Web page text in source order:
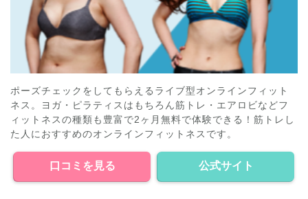
ポーズチェックをしてもらえるライブ型オンラインフィット
ネス。ヨガ・ピラティスはもちろん筋トレ・エアロビなどフ
ィットネスの種類も豊富で2ヶ月無料で体験できる！筋トレし
た人におすすめのオンラインフィットネスです。
口コミを見る 公式サイト